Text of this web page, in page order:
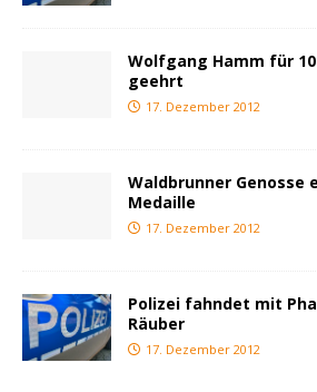
Wolfgang Hamm für
geehrt
17. Dezember 2012
Waldbrunner Genosse
Medaille
17. Dezember 2012
Polizei fahndet mit
Räuber
17. Dezember 2012